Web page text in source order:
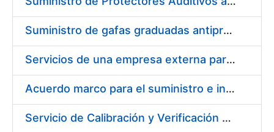
Suministro de gafas graduadas antiproyecciones para los trabajadores de la FNMT-RCM en los centros de trabajo de Madrid y Burgos
Servicios de una empresa externa para el asesoramiento y resolución de los recursos de alzada que se presentan relacionados con procesos de selección para la FNMT-RCM
Acuerdo marco para el suministro e instalación de persianas, estores y otros complementos
Servicio de Calibración y Verificación Externa de los Equipos de Medición del Servicio de Prevención de la FNMT-RCM